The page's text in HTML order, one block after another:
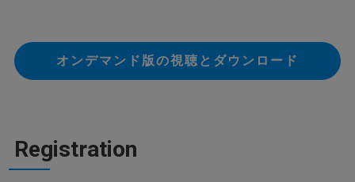
オンデマンド版の視聴とダウンロード
Registration